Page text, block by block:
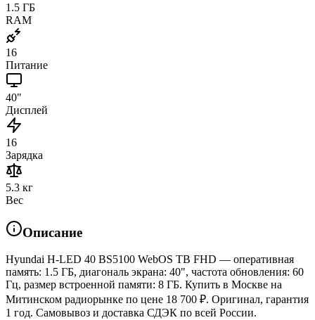
1.5 ГБ
RAM
16
Питание
40"
Дисплей
16
Зарядка
5.3 кг
Вес
Описание
Hyundai H-LED 40 BS5100 WebOS ТВ FHD — оперативная
память: 1.5 ГБ, диагональ экрана: 40", частота обновления: 60
Гц, размер встроенной памяти: 8 ГБ. Купить в Москве на
Митинском радиорынке по цене 18 700 ₽. Оригинал, гарантия
1 год. Самовывоз и доставка СДЭК по всей России.